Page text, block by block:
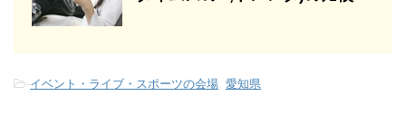
-イベント・ライブ・スポーツの会場 愛知県